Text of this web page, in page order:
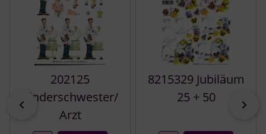
zurück
202125
Kinderschwester/
Arzt
8215329 Jubiläum
25 + 50